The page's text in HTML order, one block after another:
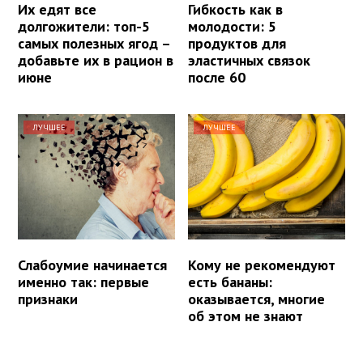
Их едят все
долгожители: топ-5
самых полезных ягод –
добавьте их в рацион в
июне
Гибкость как в
молодости: 5
продуктов для
эластичных связок
после 60
ЛУЧШЕЕ
Слабоумие начинается
именно так: первые
признаки
ЛУЧШЕЕ
Кому не рекомендуют
есть бананы:
оказывается, многие
об этом не знают